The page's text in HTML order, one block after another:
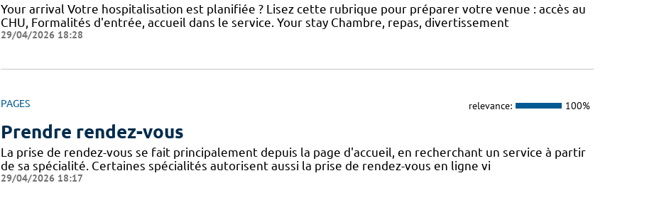
Your arrival Votre hospitalisation est planifiée ? Lisez cette rubrique pour préparer votre venue : accès au
CHU, Formalités d'entrée, accueil dans le service. Your stay Chambre, repas, divertissement
29/04/2026 18:28
PAGES relevance: 100%
Prendre rendez-vous
La prise de rendez-vous se fait principalement depuis la page d'accueil, en recherchant un service à partir
de sa spécialité. Certaines spécialités autorisent aussi la prise de rendez-vous en ligne vi
29/04/2026 18:17